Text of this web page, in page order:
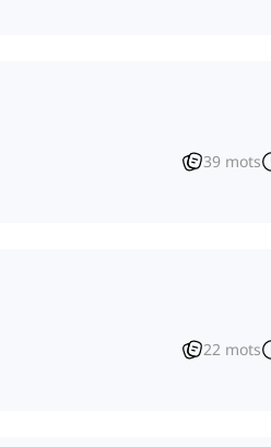
39 mots
22 mots